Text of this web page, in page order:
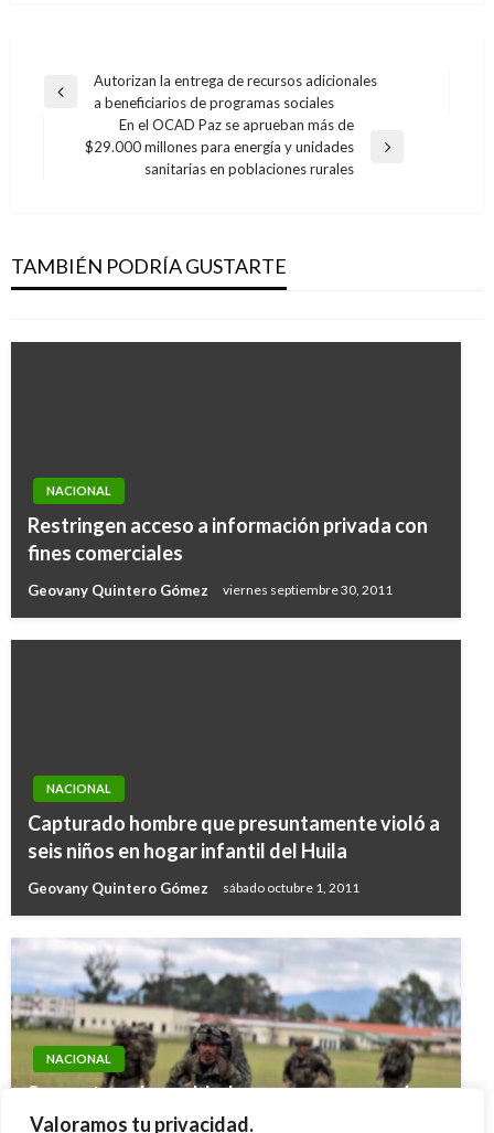
Valoramos tu privacidad.
Navegación
entradas
Entrada
Autorizan la entrega de recursos adicionales
a beneficiarios de programas sociales
Entrada
En el OCAD Paz se aprueban más de
$29.000 millones para energía y unidades
sanitarias en poblaciones rurales
TAMBIÉN PODRÍA GUSTARTE
junio: Vicepresidenta
Iván Briceño miércoles abril 8, 2020
NACIONAL
Restringen acceso a información privada con
fines comerciales
Geovany Quintero Gómez viernes septiembre 30, 2011
NACIONAL
Capturado hombre que presuntamente violó a
seis niños en hogar infantil del Huila
Geovany Quintero Gómez sábado octubre 1, 2011
NACIONAL
Secuestran dos soldados en nueva asonada,
esta vez en La Macarena, Meta, instigada por